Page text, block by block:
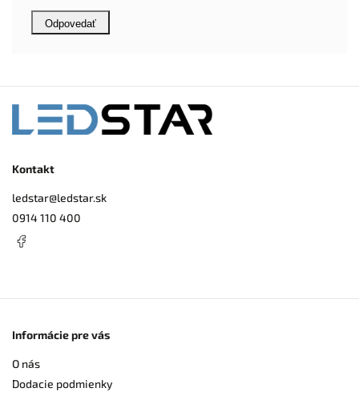
Odpovedať
Kontakt
ledstar@ledstar.sk
0914 110 400
Informácie pre vás
O nás
Dodacie podmienky